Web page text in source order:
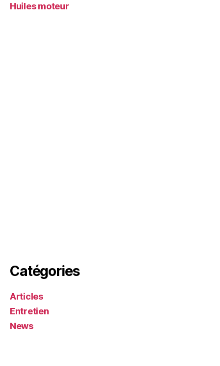
Huiles moteur
Catégories
Articles
Entretien
News